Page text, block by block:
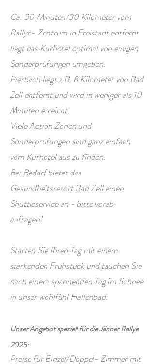
Ca. 30 Minuten/30 Kilometer vom
Rallye- Zentrum in Freistadt entfernt
liegt das Kurhotel optimal von einigen
Sonderprüfungen umgeben.
Pierbach liegt z.B. 8 Kilometer von Bad
Zell entfernt und wird in weniger als 10
Minuten erreicht.
Viele Action Zonen und
Sonderprüfungen sind ganz einfach
vom Kurhotel aus zu finden.
Bei Bedarf bietet das
Gesundheitsresort Bad Zell einen
Shuttleservice an - bitte vorab
anfragen!
Starten Sie Ihren Tag mit einem
stärkenden Frühstück und tauchen Sie
nach einem spannenden Tag im Schnee
in unser wohlfühl Hallenbad.
Unser Angebot speziell für die Jänner Rallye
2025:
Preise für Einzel/Doppel- Zimmer mit